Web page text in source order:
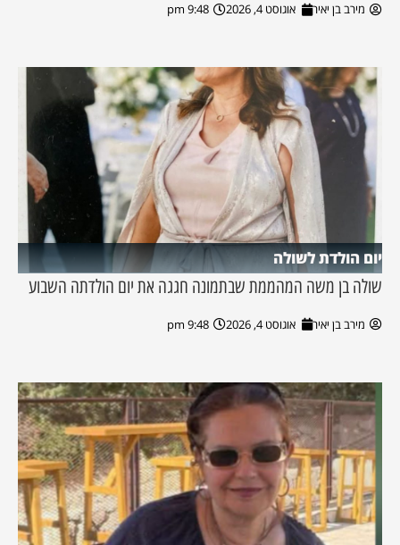
מירב בן יאיר אוגוסט 4, 2026 9:48 pm
יום הולדת לשולה
שולה בן משה המהממת שבתמונה חגגה את יום הולדתה השבוע
מירב בן יאיר אוגוסט 4, 2026 9:48 pm